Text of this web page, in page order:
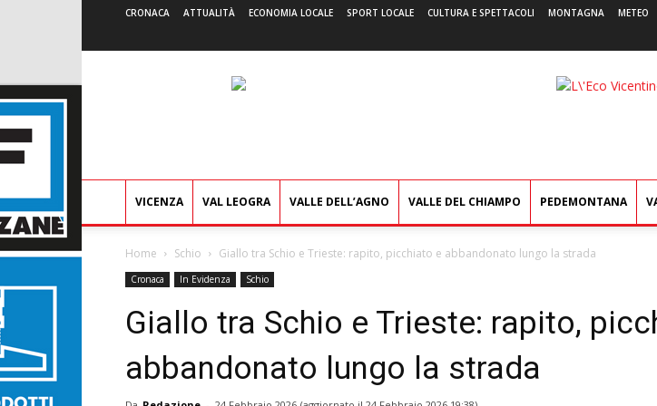
CRONACA ATTUALITÀ ECONOMIA LOCALE SPORT LOCALE CULTURA E SPETTACOLI MONTAGNA METEO
L'Eco
VICENZA VAL LEOGRA VALLE DELL’AGNO VALLE DEL CHIAMPO PEDEMONTANA
Home Schio Giallo tra Schio e Trieste: rapito, picchiato e abbandonato lungo la strada
Cronaca In Evidenza Schio
Giallo tra Schio e Trieste: rapito,
abbandonato lungo la strada